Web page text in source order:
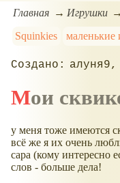
Главная Игрушки
Squinkies
маленькие
алуня9
Мои
у меня тоже имеются
всё же я их очень
сара (кому интересно
слов - больше дела!